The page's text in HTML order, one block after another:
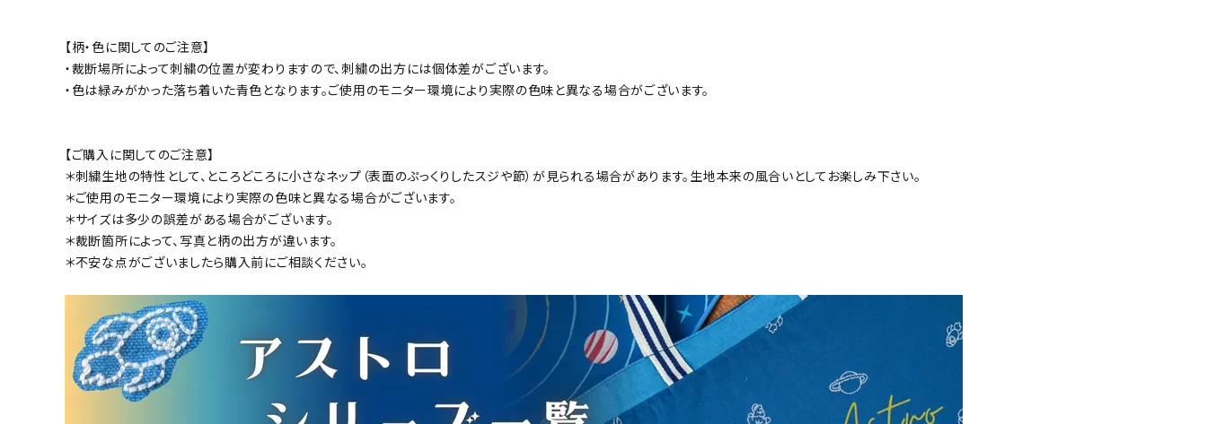
【柄・色に関してのご注意】
・裁断場所によって刺繍の位置が変わりますので、刺繍の出方には個体差がございます。
・色は緑みがかった落ち着いた青色となります。ご使用のモニター環境により実際の色味と異なる場合がございます。
【ご購入に関してのご注意】
＊刺繍生地の特性として、ところどころに小さなネップ（表面のぷっくりしたスジや節）が見られる場合があります。生地本来の風合いとしてお楽しみ下さい。
＊ご使用のモニター環境により実際の色味と異なる場合がございます。
＊サイズは多少の誤差がある場合がございます。
＊裁断箇所によって、写真と柄の出方が違います。
＊不安な点がございましたら購入前にご相談ください。